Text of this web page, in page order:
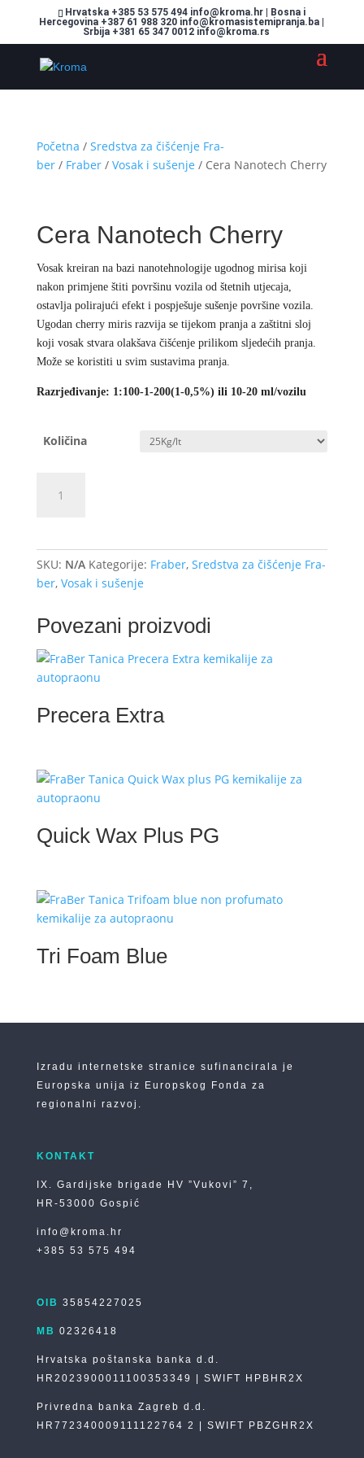
Hrvatska +385 53 575 494 info@kroma.hr | Bosna i
Hercegovina +387 61 988 320 info@kromasistemipranja.ba |
Srbija +381 65 347 0012 info@kroma.rs
Početna / Sredstva za čišćenje Fra-
ber/ Fraber/ Vosak i sušenje / Cera Nanotech Cherry
Cera Nanotech Cherry
Vosak kreiran na bazi nanotehnologije ugodnog mirisa koji
nakon primjene štiti površinu vozila od štetnih utjecaja,
ostavlja polirajući efekt i pospješuje sušenje površine vozila.
Ugodan cherry miris razvija se tijekom pranja a zaštitni sloj
koji vosak stvara olakšava čišćenje prilikom sljedećih pranja.
Može se koristiti u svim sustavima pranja.
Razrjeđivanje: 1:100-1-200(1-0,5%) ili 10-20 ml/vozilu
Količina
Nanotech
SKU: N/A Kategorije: Fraber, Sredstva za čišćenje Fra-
ber, Vosak i sušenje
Povezani proizvodi
Precera Extra
Quick Wax Plus PG
Tri Foam Blue
Izradu internetske stranice sufinancirala je
Europska unija iz Europskog Fonda za
regionalni razvoj.
KONTAKT
IX. Gardijske brigade HV ”Vukovi” 7,
HR-53000 Gospić
info@kroma.hr
+385 53 575 494
OIB 35854227025
MB 02326418
Hrvatska poštanska banka d.d.
HR2023900011100353349 | SWIFT HPBHR2X
Privredna banka Zagreb d.d.
HR772340009111122764 2 | SWIFT PBZGHR2X